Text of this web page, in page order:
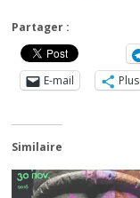
Partager :
E-mail
Plus
Similaire